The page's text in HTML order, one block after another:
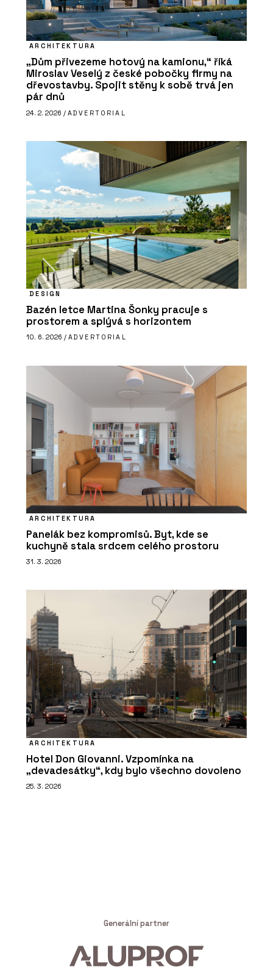
ARCHITEKTURA
„Dům přivezeme hotový na kamionu,“ říká
Miroslav Veselý z české pobočky firmy na
dřevostavby. Spojit stěny k sobě trvá jen
pár dnů
24. 2. 2026 / ADVERTORIAL
DESIGN
Bazén letce Martina Šonky pracuje s
prostorem a splývá s horizontem
10. 6. 2026 / ADVERTORIAL
ARCHITEKTURA
Panelák bez kompromisů. Byt, kde se
kuchyně stala srdcem celého prostoru
31. 3. 2026
ARCHITEKTURA
Hotel Don Giovanni. Vzpomínka na
„devadesátky“, kdy bylo všechno dovoleno
25. 3. 2026
Generální partner